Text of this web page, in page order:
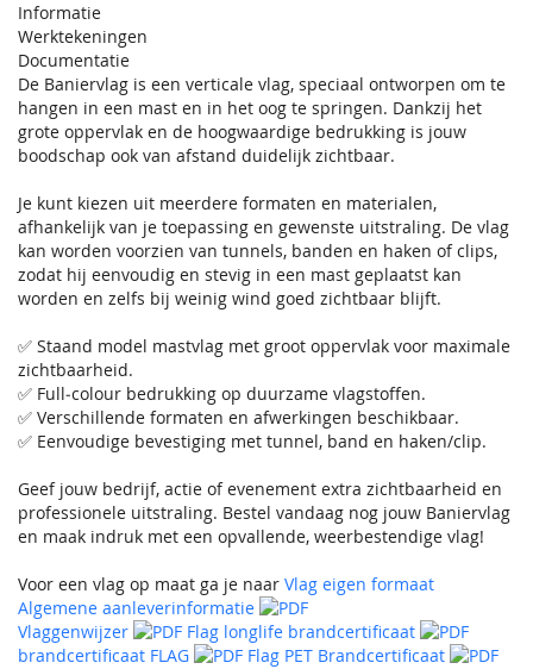
Informatie
Werktekeningen
Documentatie
De Baniervlag is een verticale vlag, speciaal ontworpen om te
hangen in een mast en in het oog te springen. Dankzij het
grote oppervlak en de hoogwaardige bedrukking is jouw
boodschap ook van afstand duidelijk zichtbaar.
Je kunt kiezen uit meerdere formaten en materialen,
afhankelijk van je toepassing en gewenste uitstraling. De vlag
kan worden voorzien van tunnels, banden en haken of clips,
zodat hij eenvoudig en stevig in een mast geplaatst kan
worden en zelfs bij weinig wind goed zichtbaar blijft.
✅ Staand model mastvlag met groot oppervlak voor maximale
zichtbaarheid.
✅ Full‑colour bedrukking op duurzame vlagstoffen.
✅ Verschillende formaten en afwerkingen beschikbaar.
✅ Eenvoudige bevestiging met tunnel, band en haken/clip.
Geef jouw bedrijf, actie of evenement extra zichtbaarheid en
professionele uitstraling. Bestel vandaag nog jouw Baniervlag
en maak indruk met een opvallende, weerbestendige vlag!
Voor een vlag op maat ga je naar Vlag eigen formaat
Algemene aanleverinformatie
Vlaggenwijzer
Flag longlife brandcertificaat
brandcertificaat FLAG
Flag PET Brandcertificaat